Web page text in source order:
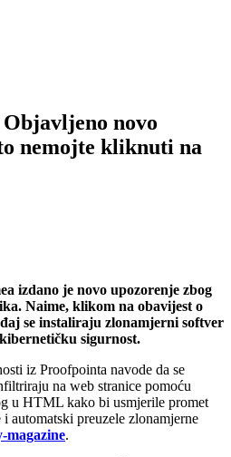
novo
nemojte kliknuti na
izdano je novo upozorenje zbog
Naime, klikom na obavijest o
se instaliraju zlonamjerni softver
sigurnost.
iz Proofpointa navode da se
na web stranice pomoću
u HTML kako bi usmjerile promet
automatski preuzele zlonamjerne
magazine.